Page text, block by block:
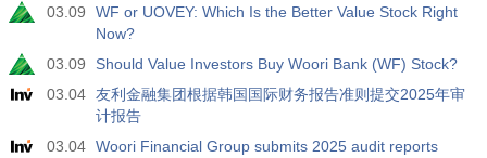
USD
实际值
预测值
前值
19:30
美国商品期货委员会(CFTC)黄金非商业净持仓
实际值
03.09
WF or UOVEY: Which Is the Better Value Stock Right
Now?
03.09
Should Value Investors Buy Woori Bank (WF) Stock?
03.04 友利金融集团根据韩国国际财务报告准则提交2025年审
计报告
03.04 Woori Financial Group submits 2025 audit reports